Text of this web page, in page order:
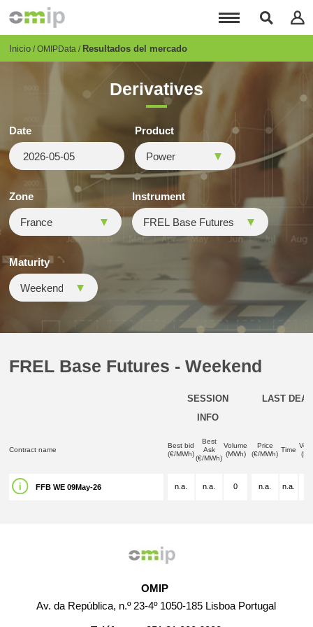
principal
Breadcrumb
Inicio OMIPData Resultados del mercado
Derivatives
Date Product
Zone Instrument
Maturity
FREL Base Futures - Weekend
SESSION
INFO
LAST DEAL
Contract name
Best bid
(€/MWh)
Best
Ask
(€/MWh)
Volume
(MWh)
Price
(€/MWh)
Time
FFB WE 09May-26 n.a. n.a. 0 n.a. n.a.
OMIP
Av. da República, n.º 23-4º 1050-185 Lisboa Portugal